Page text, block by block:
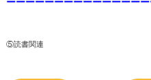
⑤読書関連